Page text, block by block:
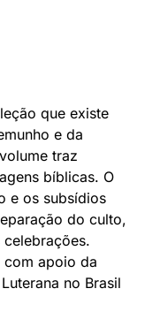
que existe
e da
traz
bíblicas. O
e os subsídios
do culto,
com apoio da
no Brasil